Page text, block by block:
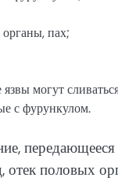
пах;
могут
с фурункулом.
отек половых